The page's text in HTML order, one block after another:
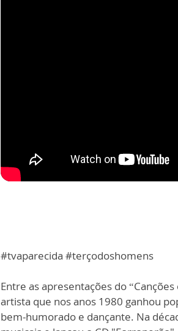
#tvaparecida #terçodoshomens
Entre as apresentações do
artista que nos anos 1980 ganhou
bem-humorado e dançante. Na